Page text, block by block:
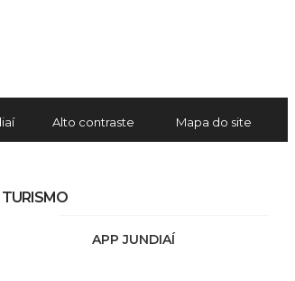
Alto contraste Mapa do site
APP JUNDIAÍ
TURISMO